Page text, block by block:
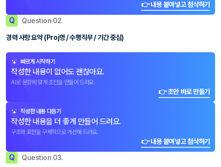
👉 내용 붙여넣고 첨삭하기
Q Question 02.
경력 사항 요약 (Proj명 / 수행직무 / 기간 중심)
빠르게 시작하기
작성한 내용이 없어도 괜찮아요.
AI로 문항에 맞게 초안을 만들어 드려요.
👉 초안 바로 만들기
작성한 내용 다듬기
작성한 내용을 더 좋게 만들어 드려요.
구조와 표현을 구체적으로 개선해 드려요.
👉 내용 붙여넣고 첨삭하기
Q Question 03.